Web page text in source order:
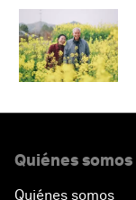
Quiénes somos
Quiénes somos